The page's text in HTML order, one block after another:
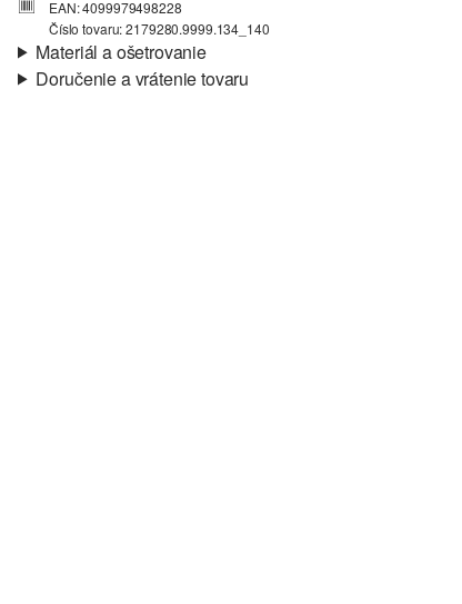
EAN: 4099979498228
Číslo tovaru: 2179280.9999.134_140
Materiál a ošetrovanie
Doručenie a vrátenie tovaru